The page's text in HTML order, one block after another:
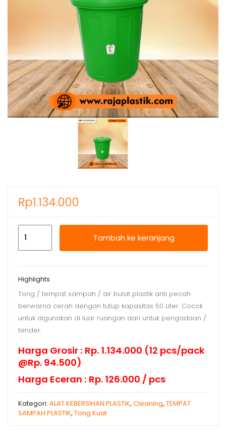
Rp1.134.000
Air
50
Lt
+
Dx
Tambah ke keranjang
Highlights
Tong / tempat sampah / air bulat plastik anti pecah
berwarna cerah dengan tutup kapasitas 50 Liter. Cocok
untuk digunakan di luar ruangan dan untuk pengadaan /
tender.
Harga Grosir : Rp. 1.134.000 (12 pcs/pack
@Rp. 94.500)
Harga Eceran : Rp. 126.000 / pcs
Kategori: ALAT KEBERSIHAN PLASTIK, Cleaning, TEMPAT
SAMPAH PLASTIK, Tong Kuat